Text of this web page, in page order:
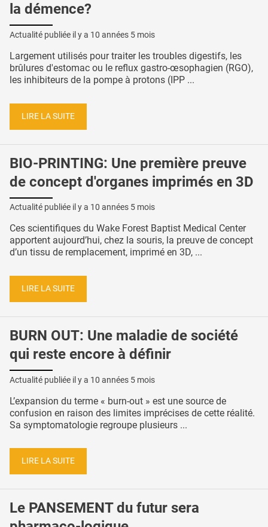
la démence?
Actualité publiée il y a 10 années 5 mois
Largement utilisés pour traiter les troubles digestifs, les
brûlures d'estomac ou le reflux gastro-œsophagien (RGO),
les inhibiteurs de la pompe à protons (IPP ...
LIRE LA SUITE
BIO-PRINTING: Une première preuve
de concept d'organes imprimés en 3D
Actualité publiée il y a 10 années 5 mois
Ces scientifiques du Wake Forest Baptist Medical Center
apportent aujourd’hui, chez la souris, la preuve de concept
d’un tissu de remplacement, imprimé en 3D, ...
LIRE LA SUITE
BURN OUT: Une maladie de société
qui reste encore à définir
Actualité publiée il y a 10 années 5 mois
L’expansion du terme « burn-out » est une source de
confusion en raison des limites imprécises de cette réalité.
Sa symptomatologie regroupe plusieurs ...
LIRE LA SUITE
Le PANSEMENT du futur sera